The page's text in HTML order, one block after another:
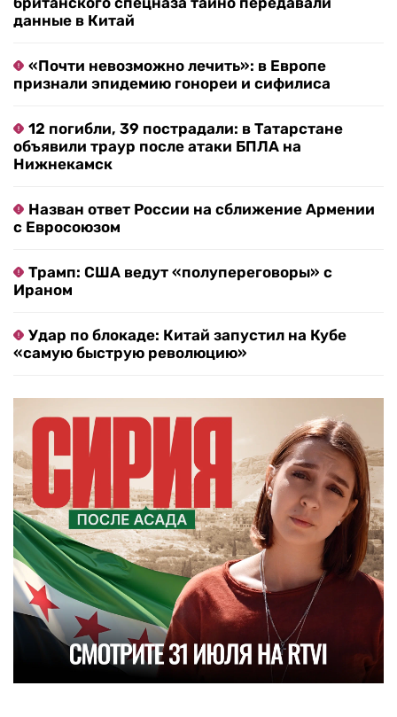
данные в Китай
«Почти невозможно лечить»: в Европе
признали эпидемию гонореи и сифилиса
12 погибли, 39 пострадали: в Татарстане
объявили траур после атаки БПЛА на
Нижнекамск
Назван ответ России на сближение Армении
с Евросоюзом
Трамп: США ведут «полупереговоры» с
Ираном
Удар по блокаде: Китай запустил на Кубе
«самую быструю революцию»